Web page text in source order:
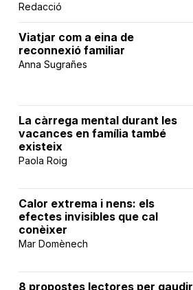
Redacció
Viatjar com a eina de
reconnexió familiar
Anna Sugrañes
La càrrega mental durant les
vacances en família també
existeix
Paola Roig
Calor extrema i nens: els
efectes invisibles que cal
conèixer
Mar Domènech
8 propostes lectores per gaudir